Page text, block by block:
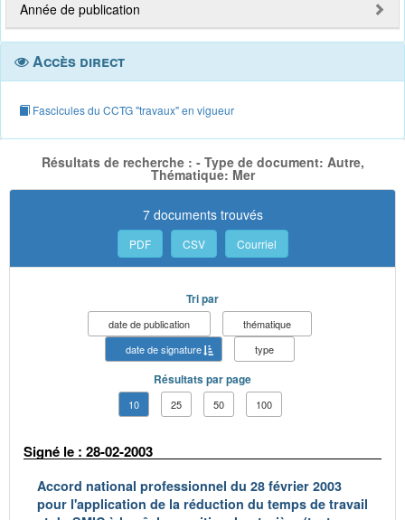
Année de publication
Accès direct
Fascicules du CCTG "travaux" en vigueur
Résultats de recherche : - Type de document: Autre,
Thématique: Mer
7 documents trouvés
PDF CSV Courriel
Tri par
date de publication
thématique
date de signature
type
Résultats par page
10 25 50 100
Signé le : 28-02-2003
Accord national professionnel du 28 février 2003
pour l'application de la réduction du temps de travail